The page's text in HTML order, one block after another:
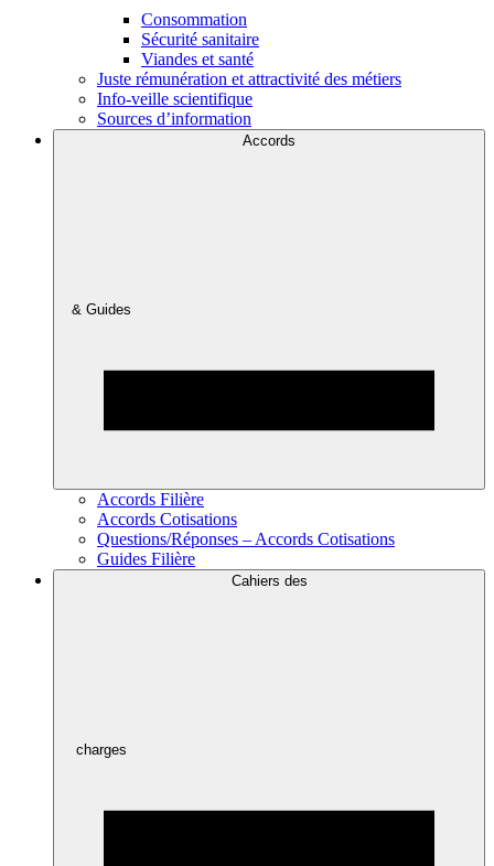
Consommation
Sécurité sanitaire
Viandes et santé
Juste rémunération et attractivité des métiers
Info-veille scientifique
Sources d’information
Accords
& Guides
Accords Filière
Accords Cotisations
Questions/Réponses – Accords Cotisations
Guides Filière
Cahiers des
charges